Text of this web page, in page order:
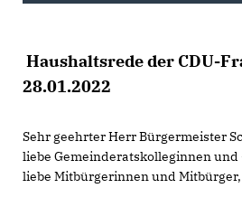
Haushaltsrede der CDU-
28.01.2022
Sehr geehrter Herr Bürgermeister
liebe Gemeinderatskolleginnen und
liebe Mitbürgerinnen und Mitbürger,